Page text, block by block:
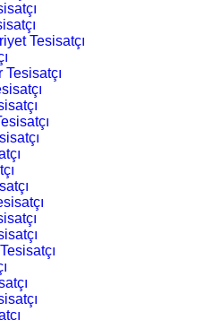
Tesisatçı
Tesisatçı